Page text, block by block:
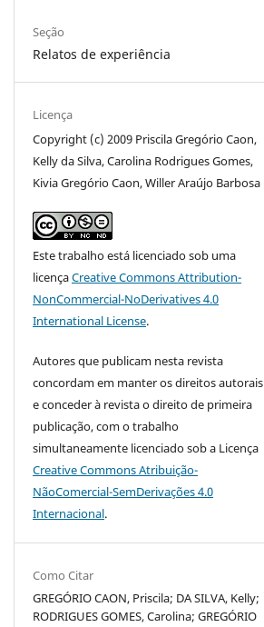
Seção
Relatos de experiência
Licença
Copyright (c) 2009 Priscila Gregório Caon,
Kelly da Silva, Carolina Rodrigues Gomes,
Kivia Gregório Caon, Willer Araújo Barbosa
Este trabalho está licenciado sob uma
licençaCreative Commons Attribution-
NonCommercial-NoDerivatives 4.0
International License.
Autores que publicam nesta revista
concordam em manter os direitos autorais
e conceder à revista o direito de primeira
publicação, com o trabalho
simultaneamente licenciado sob a Licença
Creative Commons Atribuição-
NãoComercial-SemDerivações 4.0
Internacional.
Como Citar
GREGÓRIO CAON, Priscila; DA SILVA, Kelly;
RODRIGUES GOMES, Carolina; GREGÓRIO